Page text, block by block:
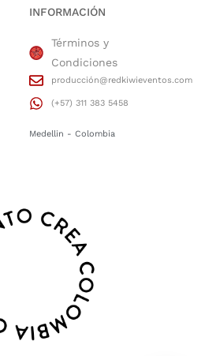
INFORMACIÓN
Términos y
Condiciones
producción@redkiwieventos.com
(+57) 311 383 5458
Medellin - Colombia